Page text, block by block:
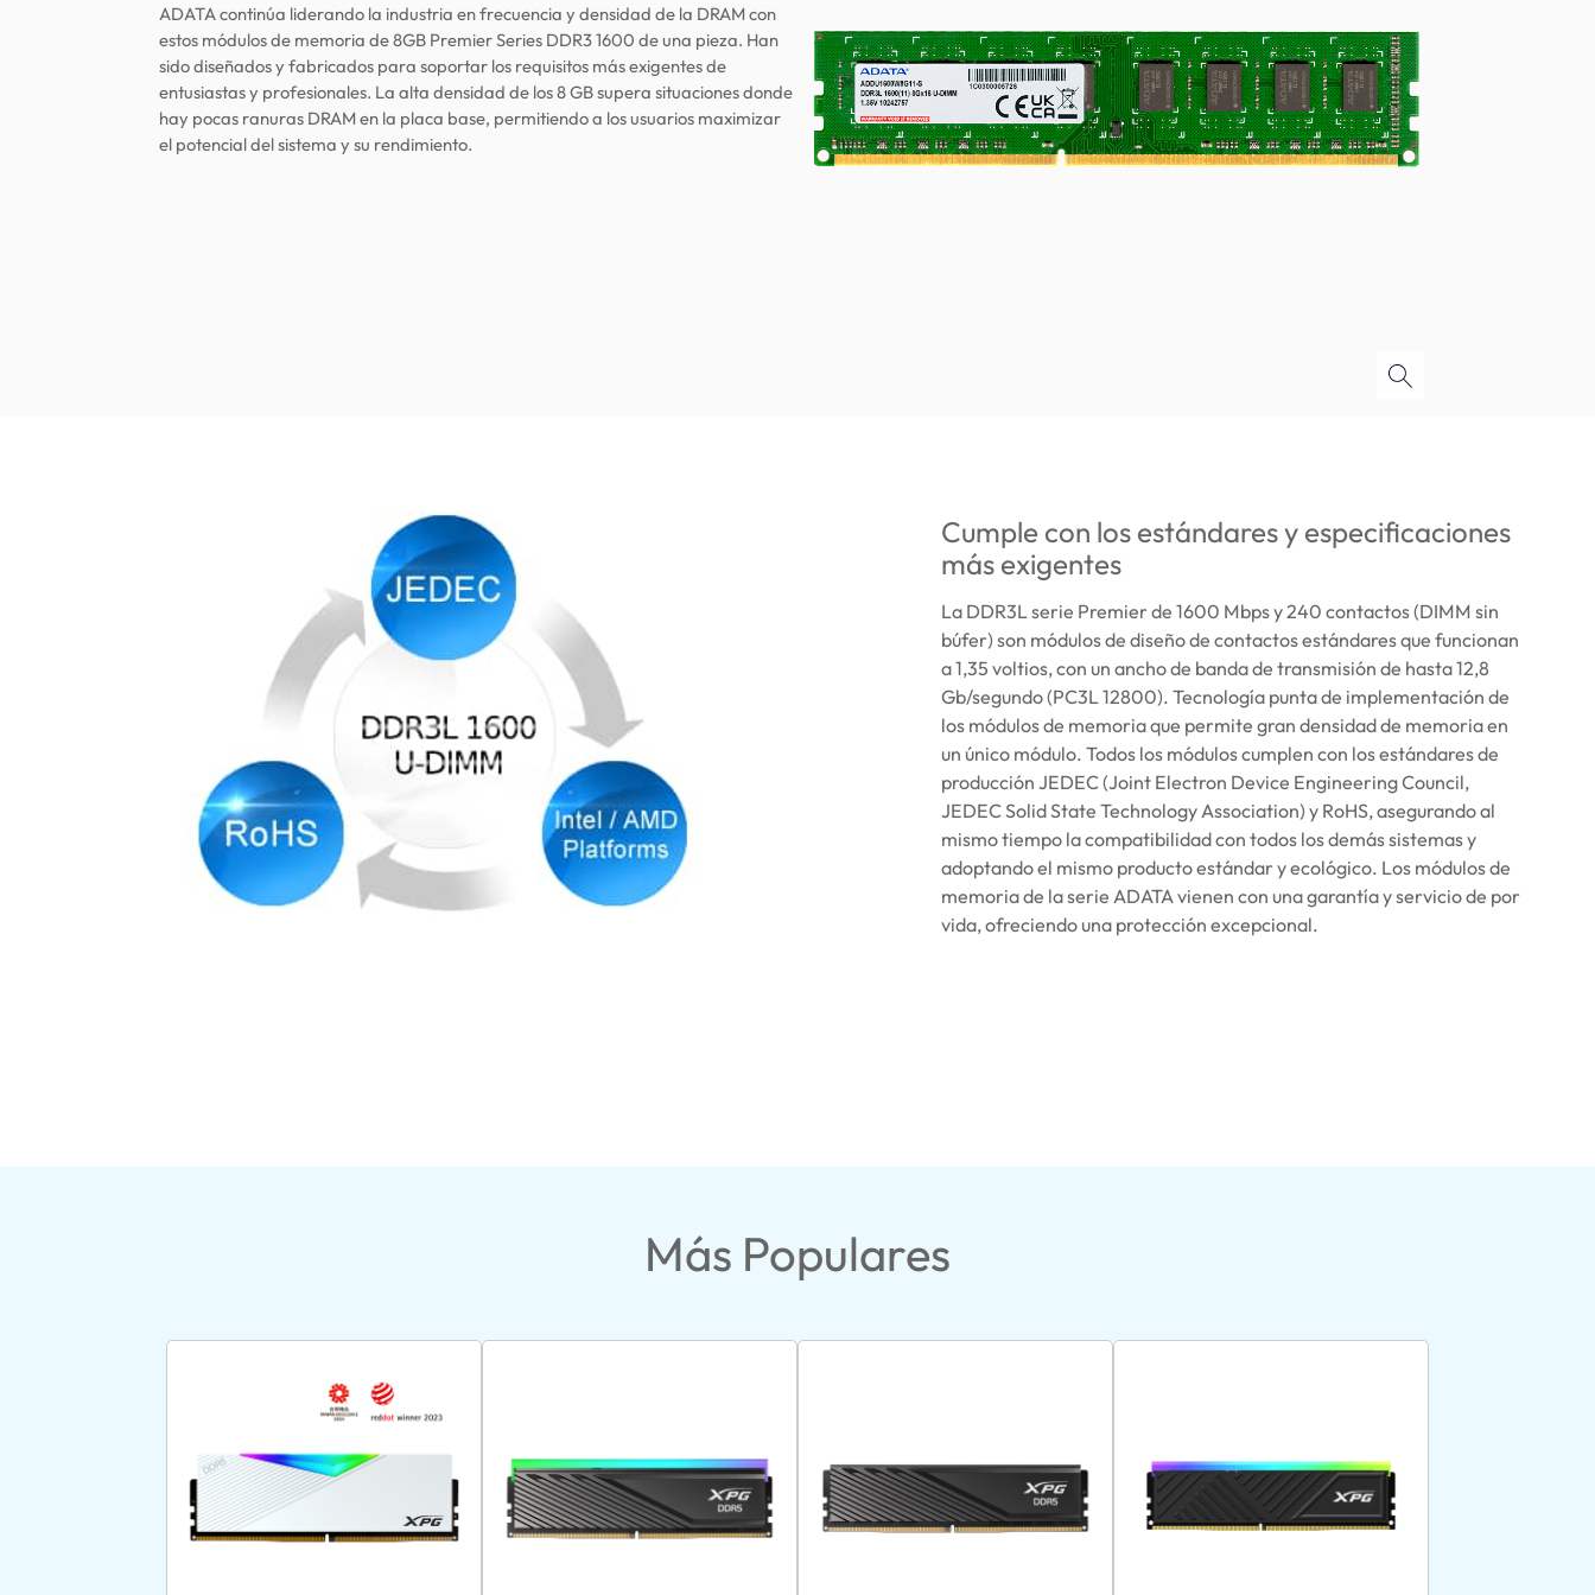
ADATA continúa liderando la industria en frecuencia y densidad de la DRAM con
estos módulos de memoria de 8GB Premier Series DDR3 1600 de una pieza. Han
sido diseñados y fabricados para soportar los requisitos más exigentes de
entusiastas y profesionales. La alta densidad de los 8 GB supera situaciones donde
hay pocas ranuras DRAM en la placa base, permitiendo a los usuarios maximizar
el potencial del sistema y su rendimiento.
Cumple con los estándares y especificaciones
más exigentes
La DDR3L serie Premier de 1600 Mbps y 240 contactos (DIMM sin
búfer) son módulos de diseño de contactos estándares que funcionan
a 1,35 voltios, con un ancho de banda de transmisión de hasta 12,8
Gb/segundo (PC3L 12800). Tecnología punta de implementación de
los módulos de memoria que permite gran densidad de memoria en
un único módulo. Todos los módulos cumplen con los estándares de
producción JEDEC (Joint Electron Device Engineering Council,
JEDEC Solid State Technology Association) y RoHS, asegurando al
mismo tiempo la compatibilidad con todos los demás sistemas y
adoptando el mismo producto estándar y ecológico. Los módulos de
memoria de la serie ADATA vienen con una garantía y servicio de por
vida, ofreciendo una protección excepcional.
Más Populares